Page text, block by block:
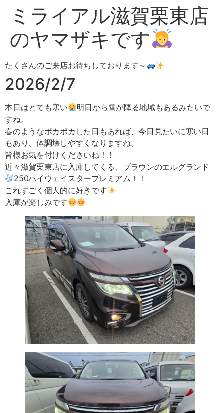
ミライアル滋賀栗東店
のヤマザキです
たくさんのご来店お待ちしております～
2026/2/7
本日はとても寒い
明日から雪が降る地域もあるみたいで
すね。
春のようなポカポカした日もあれば、今日見たいに寒い日
もあり、体調壊しやすくなりますね。
皆様お気を付けくださいね！！
近々滋賀栗東店に入庫してくる、ブラウンのエルグランド
250ハイウェイスタープレミアム！！
これすごく個人的に好きです
入庫が楽しみです